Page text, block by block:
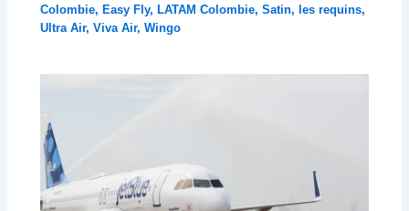
Colombie, Easy Fly, LATAM Colombie,Satin, les requins,
Ultra Air,Viva Air,Wingo